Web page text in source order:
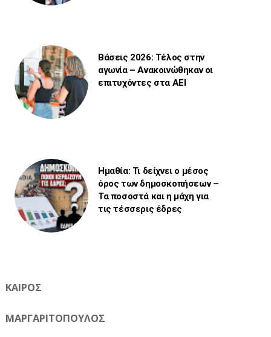
Βάσεις 2026: Τέλος στην
αγωνία – Ανακοινώθηκαν οι
επιτυχόντες στα ΑΕΙ
Ημαθία: Τι δείχνει ο μέσος
όρος των δημοσκοπήσεων –
Τα ποσοστά και η μάχη για
τις τέσσερις έδρες
ΚΑΙΡΟΣ
ΜΑΡΓΑΡΙΤΟΠΟΥΛΟΣ